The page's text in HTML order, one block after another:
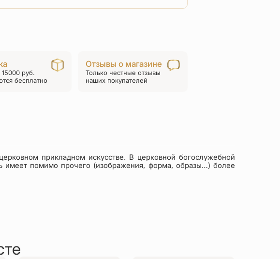
товара
15000 руб.
бесплатно
Отзывы о магазине
Только честные отзывы
наших покупателей
прикладном искусстве. В церковной богослужебной
имеет помимо прочего (изображения, форма, образы…) более